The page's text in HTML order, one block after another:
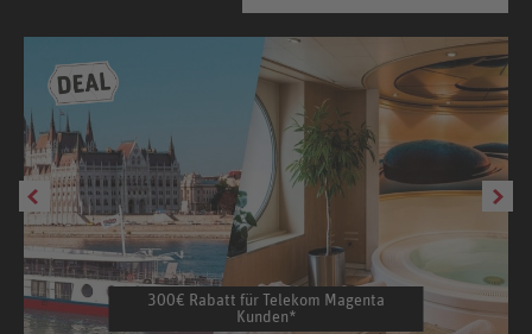
300€ Rabatt für Telekom Magenta
Kunden*